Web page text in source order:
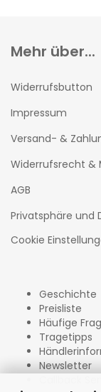
Mehr über...
Widerrufsbutton
Impressum
Versand- &
Widerrufsrecht &
AGB
Privatsphäre und
Cookie
Geschichte
Preisliste
Häufige
Tragetipps
Newsletter